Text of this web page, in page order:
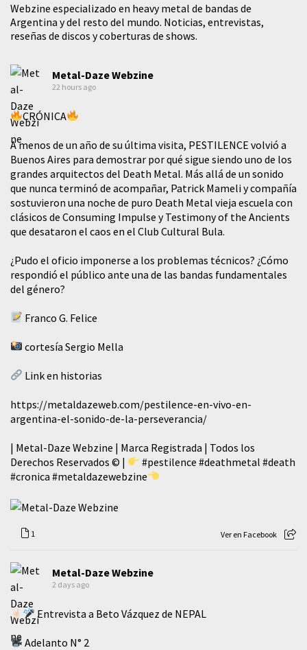
Webzine especializado en heavy metal de bandas de
Argentina y del resto del mundo. Noticias, entrevistas,
reseñas de discos y coberturas de shows.
Metal-Daze Webzine
22 hours ago
CRÓNICA
A menos de un año de su última visita, PESTILENCE volvió a
Buenos Aires para demostrar por qué sigue siendo uno de los
grandes arquitectos del Death Metal. Más allá de un sonido
que nunca terminó de acompañar, Patrick Mameli y compañía
sostuvieron una noche de puro Death Metal vieja escuela con
clásicos de Consuming Impulse y Testimony of the Ancients
que desataron el caos en el Club Cultural Bula.
¿Pudo el oficio imponerse a los problemas técnicos? ¿Cómo
respondió el público ante una de las bandas fundamentales
del género?
Franco G. Felice
cortesía Sergio Mella
Link en historias
https://metaldazeweb.com/pestilence-en-vivo-en-
argentina-el-sonido-de-la-perseverancia/
| Metal-Daze Webzine | Marca Registrada | Todos los
Derechos Reservados © |
#pestilence #deathmetal #death
#cronica #metaldazewebzine
1 Ver en Facebook
Metal-Daze Webzine
2 days ago
Entrevista a Beto Vázquez de NEPAL
Adelanto N° 2